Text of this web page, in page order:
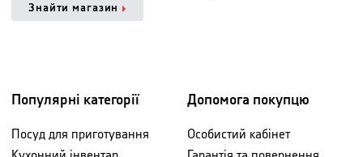
Знайти магазин
Популярні категорії
Посуд для приготування
Допомога покупцю
Особистий кабінет